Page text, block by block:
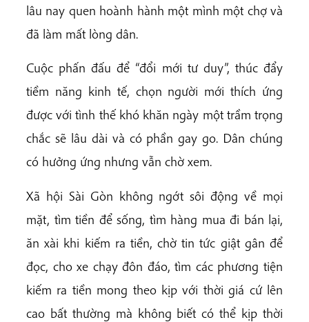
lâu nay quen hoành hành một mình một chợ và
đã làm mất lòng dân.
Cuộc phấn đấu để “đổi mới tư duy”, thúc đẩy
tiềm năng kinh tế, chọn người mới thích ứng
được với tình thế khó khăn ngày một trầm trọng
chắc sẽ lâu dài và có phần gay go. Dân chúng
có hưởng ứng nhưng vẫn chờ xem.
Xã hội Sài Gòn không ngớt sôi động về mọi
mặt, tìm tiền để sống, tìm hàng mua đi bán lại,
ăn xài khi kiếm ra tiền, chờ tin tức giật gân để
đọc, cho xe chạy đôn đáo, tìm các phương tiện
kiếm ra tiền mong theo kịp với thời giá cứ lên
cao bất thường mà không biết có thể kịp thời